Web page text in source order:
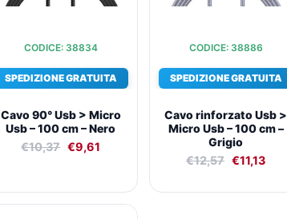
CODICE: 38834
SPEDIZIONE GRATUITA
Cavo 90° Usb > Micro
Usb – 100 cm – Nero
€10,37 €9,61
CODICE: 38886
SPEDIZIONE GRATUITA
Cavo rinforzato Usb >
Micro Usb – 100 cm –
Grigio
€12,57 €11,13